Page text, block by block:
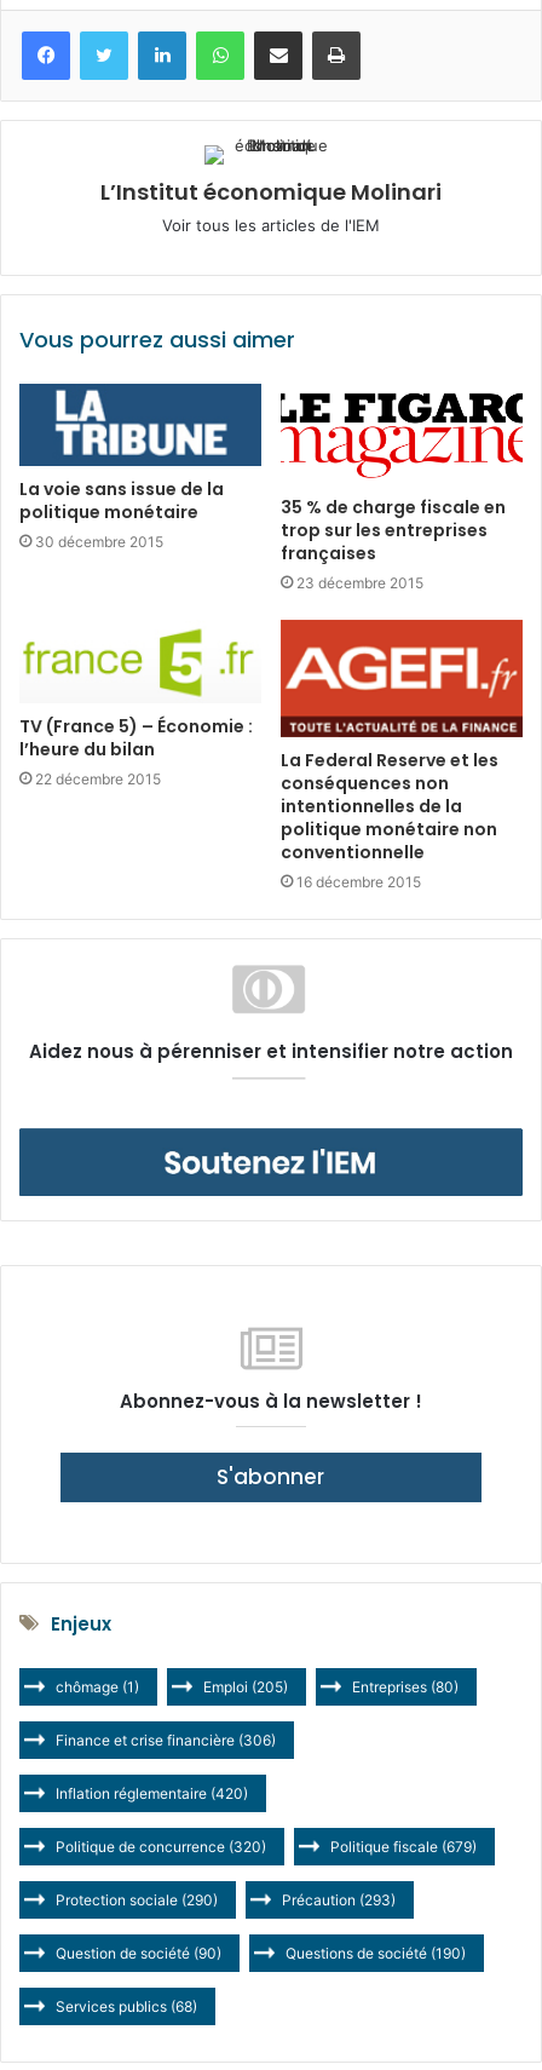
FacebookTwitter LinkedinWhatsApp
Partagez par mail Imprimez
L’Institut économique Molinari
Voir tous les articles de l'IEM
Vous pourrez aussi aimer
La voie sans issue de la
politique monétaire
30 décembre 2015
35 % de charge fiscale en
trop sur les entreprises
françaises
23 décembre 2015
TV (France 5) – Économie :
l’heure du bilan
22 décembre 2015
La Federal Reserve et les
conséquences non
intentionnelles de la
politique monétaire non
conventionnelle
16 décembre 2015
Aidez nous à pérenniser et intensifier notre action
Abonnez-vous à la newsletter !
S'abonner
Enjeux
chômage (1) Emploi (205) Entreprises (80)
Finance et crise financière (306)
Inflation réglementaire (420)
Politique de concurrence (320) Politique fiscale (679)
Protection sociale (290) Précaution (293)
Question de société (90) Questions de société (190)
Services publics (68)